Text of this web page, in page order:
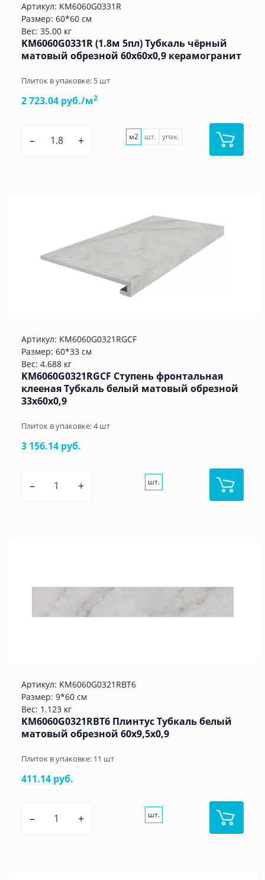
Артикул: KM6060G0331R
Размер: 60*60 см
Вес: 35.00 кг
KM6060G0331R (1.8м 5пл) Тубкаль чёрный
матовый обрезной 60x60x0,9 керамогранит
Плиток в упаковке: 5 шт
2 723.04 руб./м2
– + м2 шт. упак.
Артикул: KM6060G0321RGCF
Размер: 60*33 см
Вес: 4.688 кг
KM6060G0321RGCF Ступень фронтальная
клееная Тубкаль белый матовый обрезной
33x60x0,9
Плиток в упаковке:4шт
3 156.14 руб.
– + шт.
Артикул: KM6060G0321RBT6
Размер: 9*60 см
Вес: 1.123 кг
KM6060G0321RBT6 Плинтус Тубкаль белый
матовый обрезной 60x9,5x0,9
Плиток в упаковке: 11 шт
411.14 руб.
– + шт.